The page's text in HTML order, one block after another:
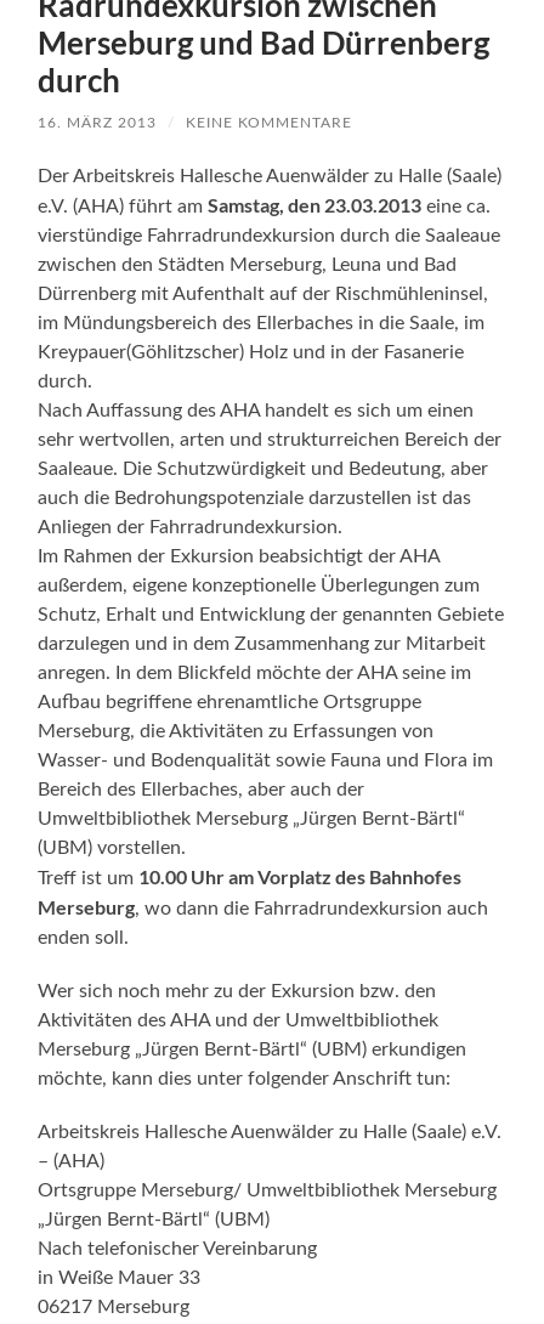
Merseburg und Bad Dürrenberg
durch
16. MÄRZ 2013 / KEINE KOMMENTARE
Der Arbeitskreis Hallesche Auenwälder zu Halle (Saale)
e.V. (AHA) führt amSamstag, den 23.03.2013 eine ca.
vierstündige Fahrradrundexkursion durch die Saaleaue
zwischen den Städten Merseburg, Leuna und Bad
Dürrenberg mit Aufenthalt auf der Rischmühleninsel,
im Mündungsbereich des Ellerbaches in die Saale, im
Kreypauer(Göhlitzscher) Holz und in der Fasanerie
durch.
Nach Auffassung des AHA handelt es sich um einen
sehr wertvollen, arten und strukturreichen Bereich der
Saaleaue. Die Schutzwürdigkeit und Bedeutung, aber
auch die Bedrohungspotenziale darzustellen ist das
Anliegen der Fahrradrundexkursion.
Im Rahmen der Exkursion beabsichtigt der AHA
außerdem, eigene konzeptionelle Überlegungen zum
Schutz, Erhalt und Entwicklung der genannten Gebiete
darzulegen und in dem Zusammenhang zur Mitarbeit
anregen. In dem Blickfeld möchte der AHA seine im
Aufbau begriffene ehrenamtliche Ortsgruppe
Merseburg, die Aktivitäten zu Erfassungen von
Wasser- und Bodenqualität sowie Fauna und Flora im
Bereich des Ellerbaches, aber auch der
Umweltbibliothek Merseburg „Jürgen Bernt-Bärtl“
(UBM) vorstellen.
Treff ist um 10.00 Uhr am Vorplatz des Bahnhofes
Merseburg, wo dann die Fahrradrundexkursion auch
enden soll.
Wer sich noch mehr zu der Exkursion bzw. den
Aktivitäten des AHA und der Umweltbibliothek
Merseburg „Jürgen Bernt-Bärtl“ (UBM) erkundigen
möchte, kann dies unter folgender Anschrift tun:
Arbeitskreis Hallesche Auenwälder zu Halle (Saale) e.V.
– (AHA)
Ortsgruppe Merseburg/ Umweltbibliothek Merseburg
„Jürgen Bernt-Bärtl“ (UBM)
Nach telefonischer Vereinbarung
in Weiße Mauer 33
06217 Merseburg